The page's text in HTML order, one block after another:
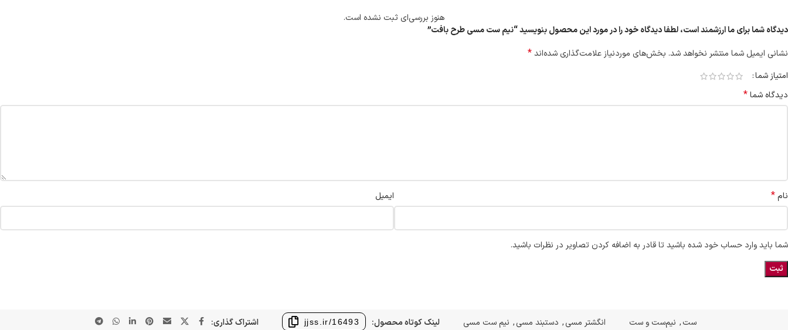
هنوز بررسی‌ای ثبت نشده است.
دیدگاه شما برای ما ارزشمند است، لطفا دیدگاه خود را در مورد این محصول بنویسید “نیم ست مسی طرح بافت”
نشانی ایمیل شما منتشر نخواهد شد. بخش‌های موردنیاز علامت‌گذاری شده‌اند*
امتیاز شما
دیدگاه شما*
نام* ایمیل
شما باید وارد حساب خود شده باشید تا قادر به اضافه کردن تصاویر در نظرات باشید.
ست, نیم‌ست و ست انگشتر مسی, دستبند مسی, نیم ست مسی لینک کوتاه محصول: jjss.ir/16493 اشتراک گذاری: